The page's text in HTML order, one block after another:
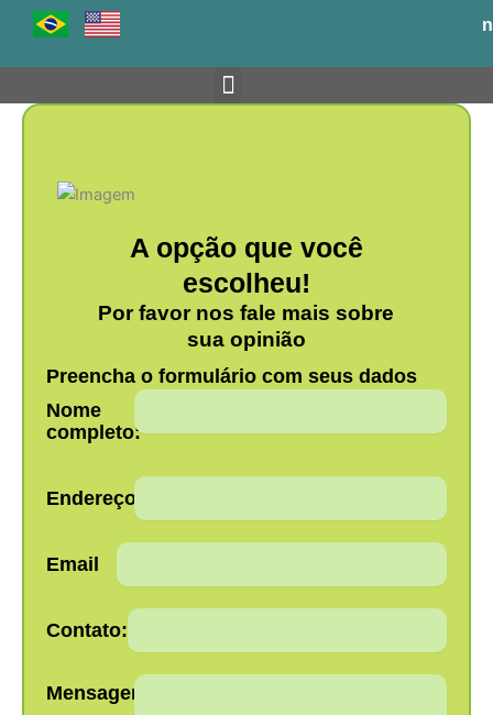
o
A opção que você
escolheu!
Por favor nos fale mais sobre
sua opinião
Preencha o formulário com seus dados
Nome
completo:
Endereço:
Email
Contato:
Mensagem: